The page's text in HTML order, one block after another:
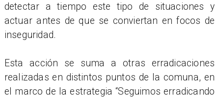
detectar a tiempo este tipo de situaciones y
actuar antes de que se conviertan en focos de
inseguridad.
Esta acción se suma a otras erradicaciones
realizadas en distintos puntos de la comuna, en
el marco de la estrategia “Seguimos erradicando